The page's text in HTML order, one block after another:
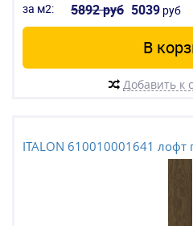
за м2: 5892 руб 5039 руб
В
Добавить к
ITALON 610010001641 лофт